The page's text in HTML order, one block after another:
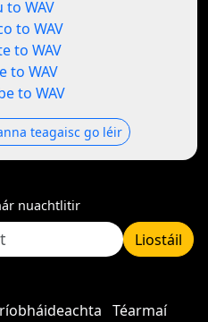
to WAV
to WAV
to WAV
to WAV
to WAV
teagaisc go léir
nuachtlitir
Liostáil
Téarmaí